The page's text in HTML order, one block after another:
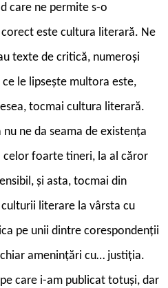
care ne permite s-o
este cultura literară. Ne
texte de critică, numeroși
le lipsește multora este,
tocmai cultura literară.
ne da seama de existența
celor foarte tineri, la al căror
și asta, tocmai din
literare la vârsta cu
pe unii dintre corespondenții
amenințări cu… justiția.
care i-am publicat totuși, dar